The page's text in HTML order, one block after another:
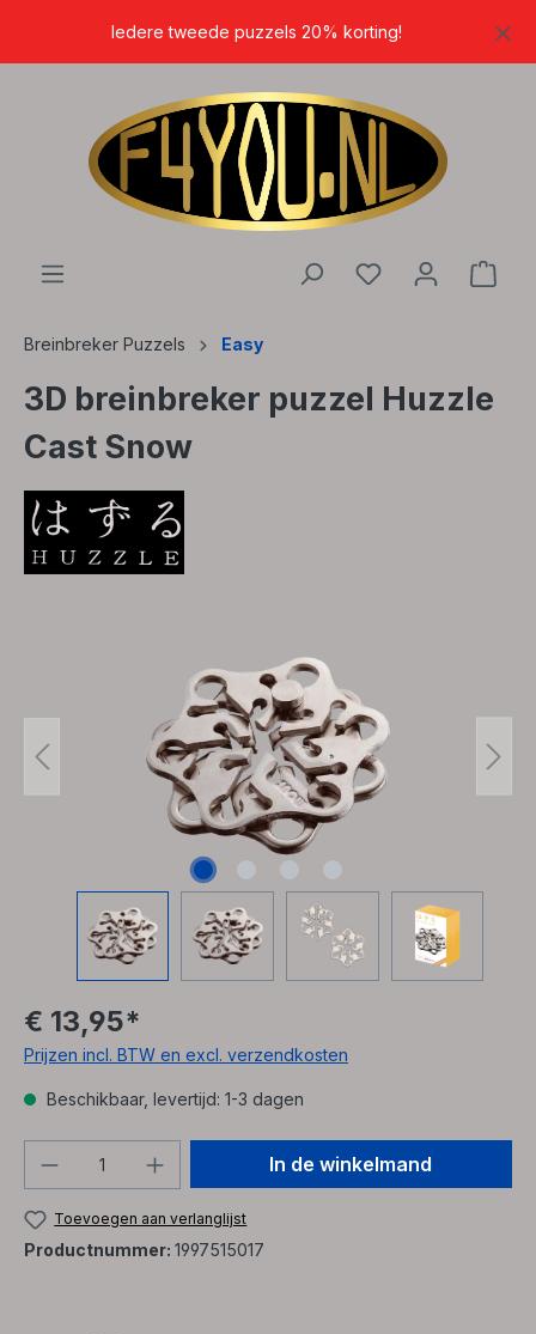
Iedere tweede puzzels 20% korting!
Breinbreker Puzzels Easy
3D breinbreker puzzel Huzzle
Cast Snow
€ 13,95*
Prijzen incl. BTW en excl. verzendkosten
Beschikbaar, levertijd: 1-3 dagen
Producthoeveelheid: Voer de
In de winkelmand
Toevoegen aan verlanglijst
Productnummer: 1997515017